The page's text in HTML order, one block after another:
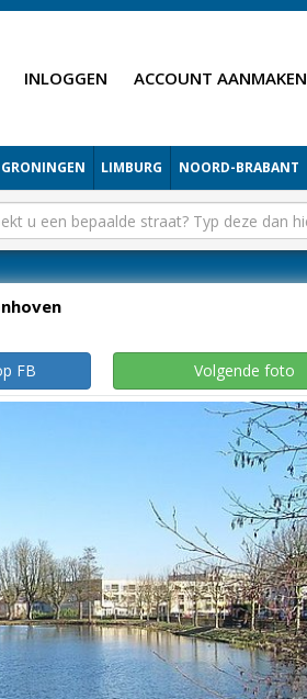
INLOGGEN ACCOUNT AANMAKEN
GRONINGEN LIMBURG NOORD-BRABANT
FB Volgende foto